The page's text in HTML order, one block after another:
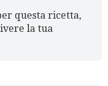
questa ricetta,
la tua